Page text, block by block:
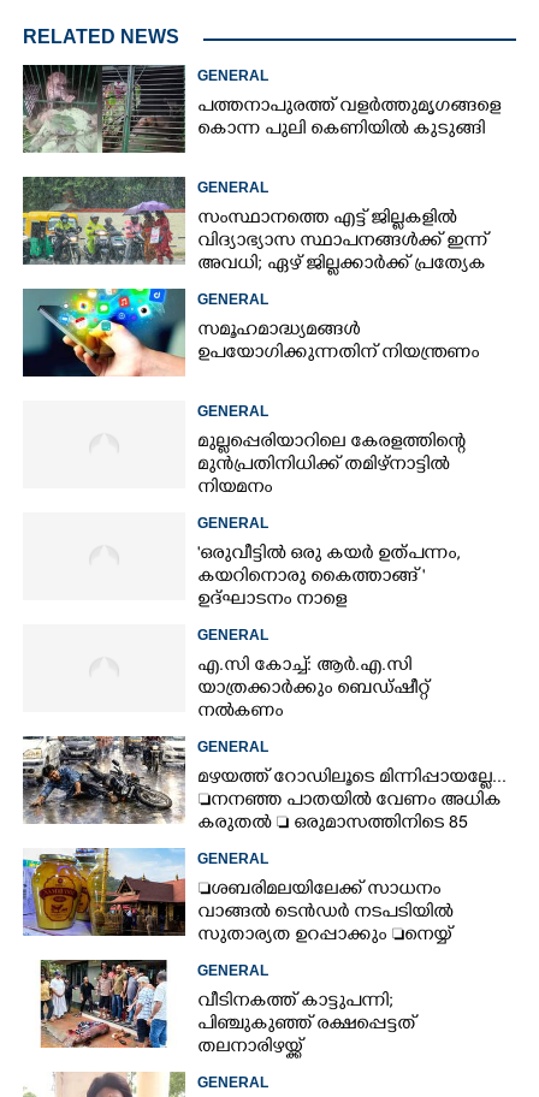
RELATED NEWS
GENERAL
പത്തനാപുരത്ത് വളർത്തുമൃഗങ്ങളെ
കൊന്ന പുലി കെണിയിൽ കുടുങ്ങി
GENERAL
സംസ്ഥാനത്തെ എട്ട് ജില്ലകളിൽ
വിദ്യാഭ്യാസ സ്ഥാപനങ്ങൾക്ക് ഇന്ന്
അവധി; ഏഴ് ജില്ലക്കാർക്ക് പ്രത്യേക
GENERAL
സമൂഹമാദ്ധ്യമങ്ങൾ
ഉപയോഗിക്കുന്നതിന് നിയന്ത്രണം
GENERAL
മുല്ലപ്പെരിയാറിലെ കേരളത്തിന്റെ
മുൻപ്രതിനിധിക്ക് തമിഴ്നാട്ടിൽ
നിയമനം
GENERAL
'ഒരുവീട്ടിൽ ഒരു കയർ ഉത്പന്നം,
കയറിനൊരു കൈത്താങ്ങ് '
ഉദ്ഘാടനം നാളെ
GENERAL
എ.സി കോച്ച്: ആർ.എ.സി
യാത്രക്കാർക്കും ബെഡ്ഷീറ്റ്
നൽകണം
GENERAL
മഴയത്ത് റോഡിലൂടെ മിന്നിപ്പായല്ലേ...
നനഞ്ഞ പാതയിൽ വേണം അധിക
കരുതൽ  ഒരുമാസത്തിനിടെ 85
GENERAL
ശബരിമലയിലേക്ക് സാധനം
വാങ്ങൽ ടെൻ‌ഡർ നടപടിയിൽ
സുതാര്യത ഉറപ്പാക്കും നെയ്യ്
GENERAL
വീടിനകത്ത് കാട്ടുപന്നി;
പിഞ്ചുകുഞ്ഞ് രക്ഷപ്പെട്ടത്
തലനാരിഴയ്ക്ക്
GENERAL